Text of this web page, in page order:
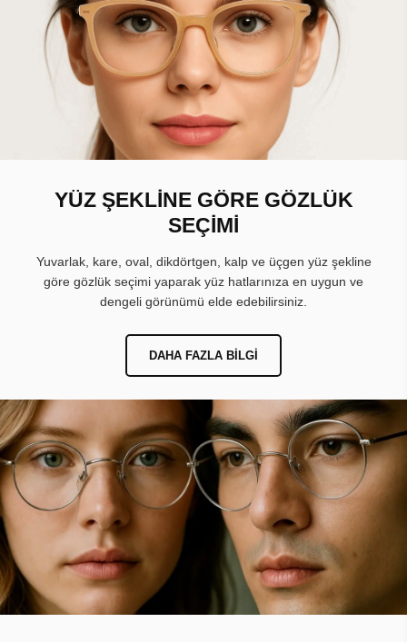
YÜZ ŞEKLİNE GÖRE GÖZLÜK
SEÇİMİ
Yuvarlak, kare, oval, dikdörtgen, kalp ve üçgen yüz şekline
göre gözlük seçimi yaparak yüz hatlarınıza en uygun ve
dengeli görünümü elde edebilirsiniz.
DAHA FAZLA BILGI